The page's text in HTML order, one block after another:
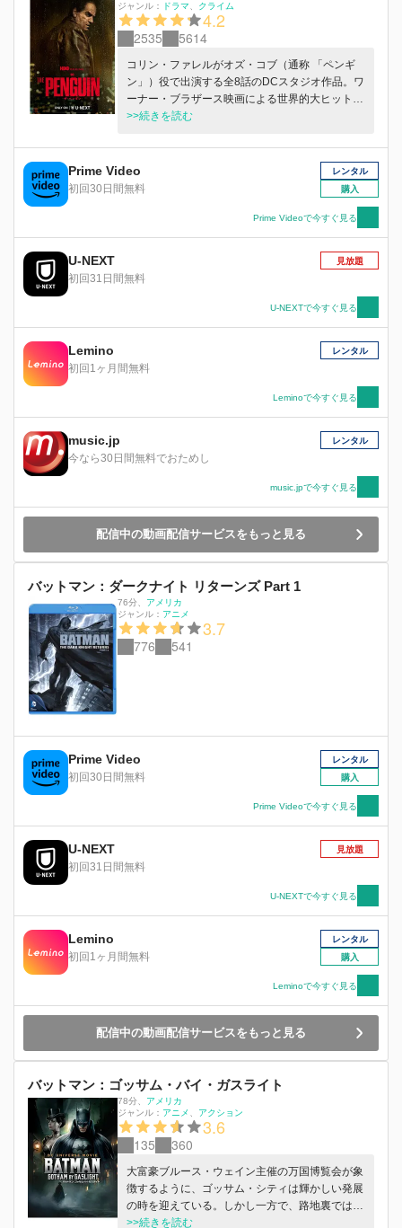
ジャンル：
ドラマ クライム
4.2
2535 5614
コリン・ファレルがオズ・コブ（通称 「ペンギ
ン」）役で出演する全8話のDCスタジオ作品。ワ
ーナー・ブラザース映画による世界的大ヒット作
『THE BATMAN－ザ・バットマン－』から続
ム・サーガ。ショーランナーはローレン・ルフラ
ン。本シリーズでは、映画でファレルが演じたキ
ャラクターが中心に描かれる。 2024年9月20日
>>続きを読む
Prime Video
初回30日間無料
レンタル
購入
Prime Videoで今すぐ見る
U-NEXT
初回31日間無料
見放題
U-NEXTで今すぐ見る
Lemino
初回1ヶ月間無料
レンタル
Leminoで今すぐ見る
music.jp
今なら30日間無料でおためし
レンタル
music.jpで今すぐ見る
配信中の動画配信サービスをもっと見る
バットマン：ダークナイト リターンズ Part 1
76分
アメリカ
ジャンル： アニメ
3.7
776 541
Prime Video
初回30日間無料
レンタル
購入
Prime Videoで今すぐ見る
U-NEXT
初回31日間無料
見放題
U-NEXTで今すぐ見る
Lemino
初回1ヶ月間無料
レンタル
購入
Leminoで今すぐ見る
配信中の動画配信サービスをもっと見る
バットマン：ゴッサム・バイ・ガスライト
78分
アメリカ
ジャンル： アニメ アクション
3.6
135 360
大富豪ブルース・ウェイン主催の万国博覧会が象
徴するように、ゴッサム・シティは輝かしい発展
の時を迎えている。しかし一方で、路地裏では正
確無比かつ残忍極まりない手口で女性を狙う冷酷
>>続きを読む